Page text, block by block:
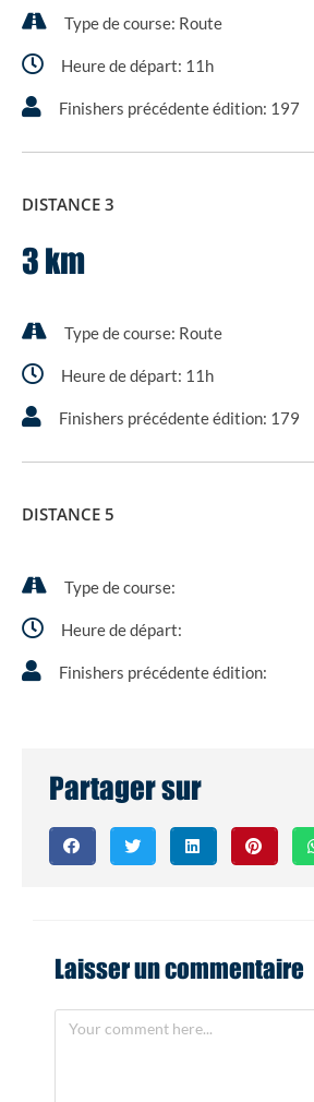
Type de course: Route
Heure de départ: 11h
Finishers précédente édition: 197
DISTANCE 3
3 km
Type de course: Route
Heure de départ: 11h
Finishers précédente édition: 179
DISTANCE 5
Type de course:
Heure de départ:
Finishers précédente édition:
Partager sur
Laisser un commentaire